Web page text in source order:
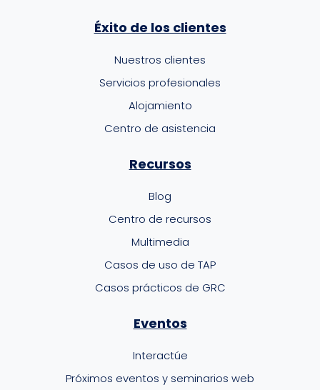
Éxito de los clientes
Nuestros clientes
Servicios profesionales
Alojamiento
Centro de asistencia
Recursos
Blog
Centro de recursos
Multimedia
Casos de uso de TAP
Casos prácticos de GRC
Eventos
Interactúe
Próximos eventos y seminarios web